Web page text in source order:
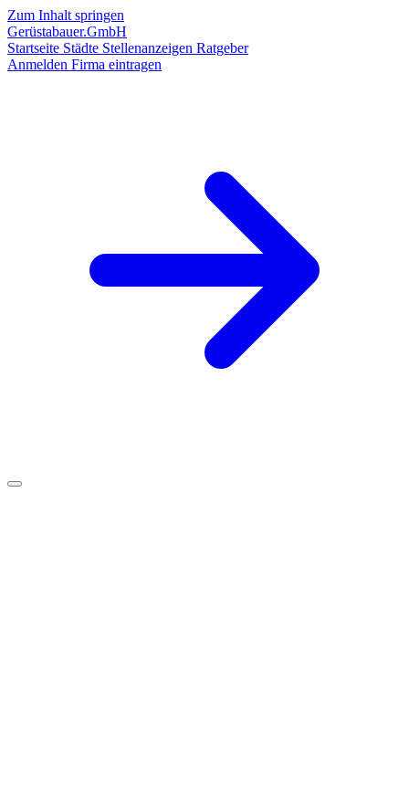
Zum Inhalt springen
Gerüstabauer.GmbH
Startseite Städte Stellenanzeigen Ratgeber
Anmelden Firma eintragen